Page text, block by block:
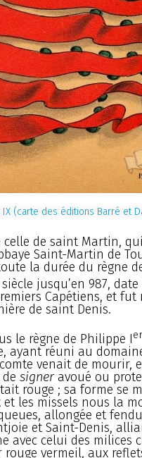
IX (carte des éditions Barré et
de saint Martin,
Saint-Martin de
la durée du règne
siècle jusqu’en 987,
Capétiens, et fut
de saint Denis.
le règne de Philippe Ier
ayant réuni au
venait de mourir,
signer avoué ou
rouge ; sa forme se
et les missels nous la
allongée et
et Saint-Denis,
avec celui des milices
vermeil, aux